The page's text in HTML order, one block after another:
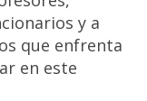
y a
que enfrenta
en este